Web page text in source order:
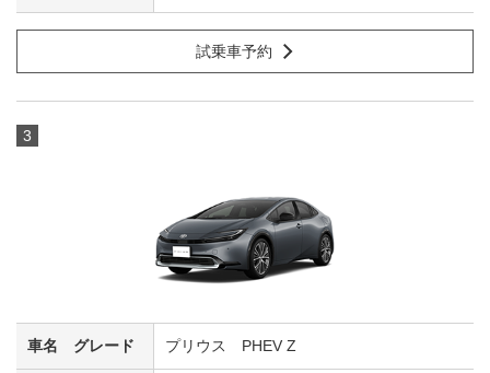
試乗車予約
3
プリウス PHEV Z